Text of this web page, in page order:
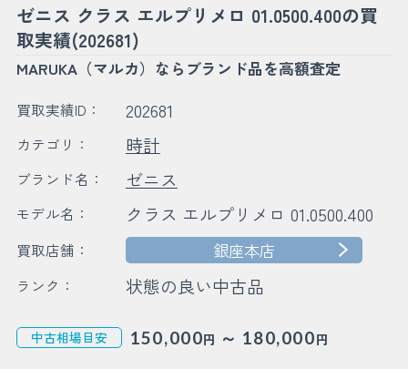
ゼニス クラス エルプリメロ 01.0500.400の買
取実績(202681)
MARUKA（マルカ）ならブランド品を高額査定
買取実績ID： 202681
カテゴリ： 時計
ブランド名： ゼニス
モデル名： クラス エルプリメロ 01.0500.400
買取店舗： 銀座本店
ランク： 状態の良い中古品
中古相場目安 150,000円 ～ 180,000円